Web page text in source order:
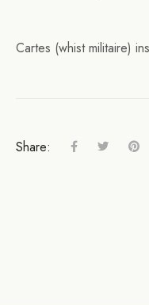
Cartes (whist militaire)
Share: